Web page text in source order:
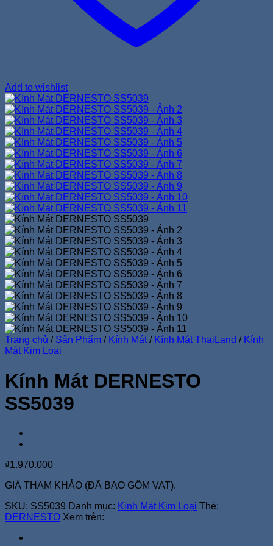
Add to wishlist
Trang chủ / Sản Phẩm / Kính Mát / Kính Mát ThaiLand / Kính
Mát Kim Loại
Kính Mát DERNESTO
SS5039
₫1.970.000
GIÁ THAM KHẢO (ĐÃ BAO GỒM VAT).
SKU: SS5039 Danh mục: Kính Mát Kim Loại Thẻ:
DERNESTO Xem trên: